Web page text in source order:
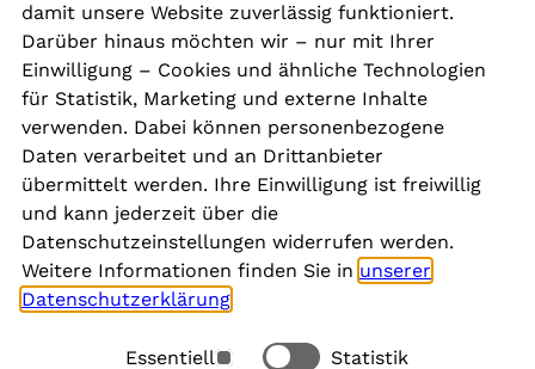
Kontakt
Presse
Aktuelles
Karriere
Newsletter
Social Media
damit unsere Website zuverlässig funktioniert.
Darüber hinaus möchten wir – nur mit Ihrer
Einwilligung – Cookies und ähnliche Technologien
für Statistik, Marketing und externe Inhalte
verwenden. Dabei können personenbezogene
Daten verarbeitet und an Drittanbieter
übermittelt werden. Ihre Einwilligung ist freiwillig
und kann jederzeit über die
Datenschutzeinstellungen widerrufen werden.
Weitere Informationen finden Sie in unserer
Datenschutzerklärung
Essentiell Statistik